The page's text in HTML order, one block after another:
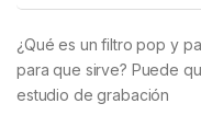
¿Qué es un filtro pop y
para que sirve? Puede
estudio de grabación